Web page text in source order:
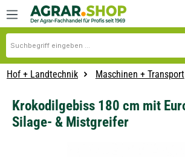
springen
Hof + Landtechnik Maschinen + Transport
Krokodilgebiss 180 cm mit
Silage- & Mistgreifer